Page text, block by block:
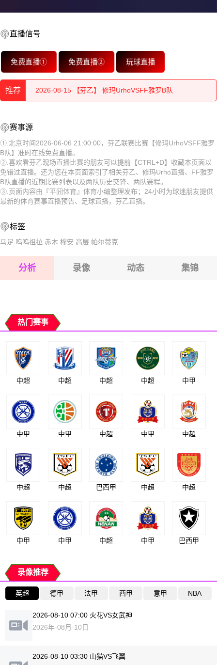
直播信号
免费直播① 免费直播② 玩球直播
推荐
2026-08-15 【芬乙】 修玛UrhoVSFF雅罗B队
2026-08-15 【芬乙】 修玛UrhoVSFF雅罗B队
2026-08-15 【芬乙】 修玛UrhoVSFF雅罗B队
2026-08-15 【芬乙】 修玛UrhoVSFF雅罗B队
2026-08-15 【芬乙】 修玛UrhoVSFF雅罗B队
2026-08-15 【芬乙】 修玛UrhoVSFF雅罗B队
2026-08-15 【芬乙】 修玛UrhoVSFF雅罗B队
2026-08-15 【芬乙】 修玛UrhoVSFF雅罗B队
2026-08-15 【芬乙】 修玛UrhoVSFF雅罗B队
赛事源
①.北京时间2026-06-06 21:00:00，芬乙联赛比赛【修玛UrhoVSFF雅罗
B队】准时在线免费直播。
②.喜欢看芬乙现场直播比赛的朋友可以提前【CTRL+D】收藏本页面以
免错过直播。还为您在本页面索引了相关芬乙、修玛Urho直播、FF雅罗
B队直播的近期比赛列表以及两队历史交锋、两队赛程。
③.页面内容由『平囧体育』体育小编整理发布；24小时为球迷朋友提供
最新的体育赛事直播预告、足球直播，芬乙直播。
标签
马足 呜呜祖拉 赤木 穆安 高层 帕尔蒂克
分析 录像 动态 集锦
热门赛事
中超 中超 中超 中超 中甲
中甲 中甲 中超 中甲 中超
中超 中超 巴西甲 中超 中超
中甲 中甲 中超 中甲 巴西甲
录像推荐
英超 德甲 法甲 西甲 意甲 NBA
2026-08-10 07:00 火花VS女武神
2026年-08月-10日
2026-08-10 03:30 山猫VS飞翼